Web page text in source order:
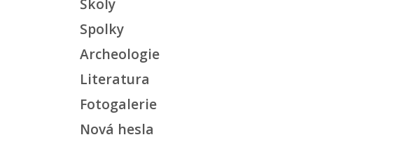
Školy
Spolky
Archeologie
Literatura
Fotogalerie
Nová hesla